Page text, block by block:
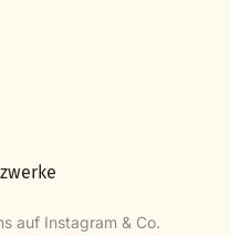
auf Instagram & Co.